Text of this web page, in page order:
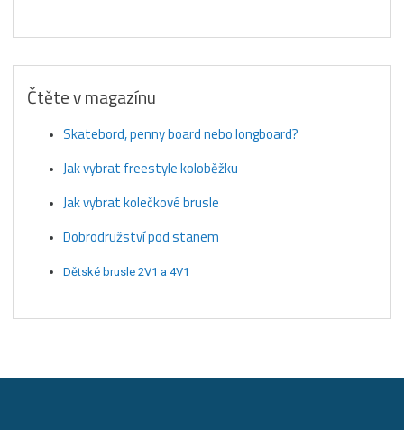
Čtěte v magazínu
Skatebord, penny board nebo longboard?
Jak vybrat freestyle koloběžku
Jak vybrat kolečkové brusle
Dobrodružství pod stanem
Dětské brusle 2V1 a 4V1